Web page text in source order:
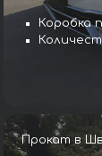
Коробка
Прокат в